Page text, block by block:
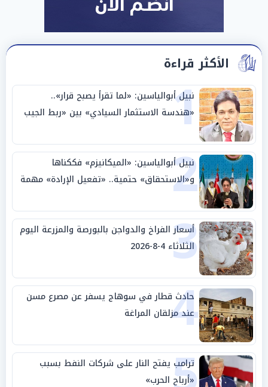
الأكثر قراءة
1
نبيل أبوالياسين: «لما تقرأ يصبح قرار»..
«هندسة الاستثمار السيادي» بين «ربط الجيب
بالوطن» و«سيادة الكلمة»
2
نبيل أبوالياسين: «الميكانيزم» فككناها
و«الاستحقاق» حتمية.. «تفعيل الإرادة» مهمة
الجامعة العربية
3
أسعار الفراخ والدواجن بالبورصة والمزرعة اليوم
الثلاثاء 4-8-2026
4
حادث قطار في سوهاج يسفر عن مصرع مسن
عند مزلقان المراغة
ترامب يفتح النار على شركات النفط بسبب
«أرباح الحرب»